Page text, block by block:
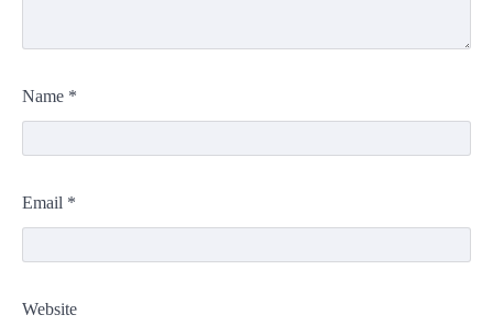
Name *
Email *
Website